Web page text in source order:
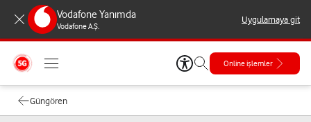
Vodafone Yanımda
Vodafone A.Ş.
Uygulamaya git
Online işlemler
Güngören